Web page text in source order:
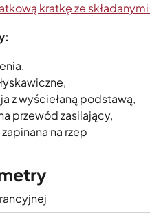
kratkę ze
z wyściełaną podstawą,
przewód zasilający,
na rzep